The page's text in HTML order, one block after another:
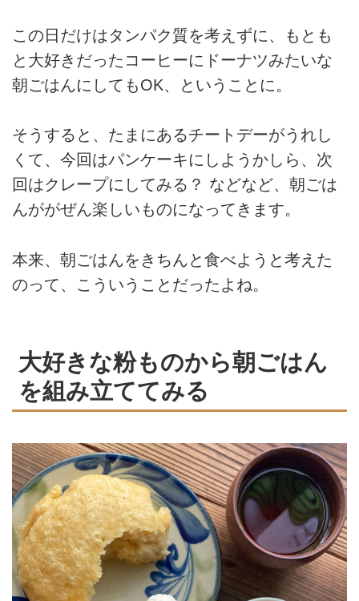
この日だけはタンパク質を考えずに、もとも
と大好きだったコーヒーにドーナツみたいな
朝ごはんにしてもOK、ということに。
そうすると、たまにあるチートデーがうれし
くて、今回はパンケーキにしようかしら、次
回はクレープにしてみる？ などなど、朝ごは
んががぜん楽しいものになってきます。
本来、朝ごはんをきちんと食べようと考えた
のって、こういうことだったよね。
大好きな粉ものから朝ごはん
を組み立ててみる